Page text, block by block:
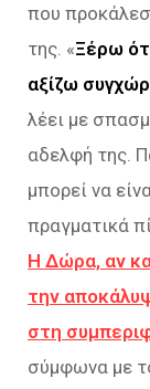
που
της. «Ξέρω
αξίζω
λέει με
αδελφή της.
μπορεί να
πραγματικά
Η Δώρα, αν
την
στη
σύμφωνα με